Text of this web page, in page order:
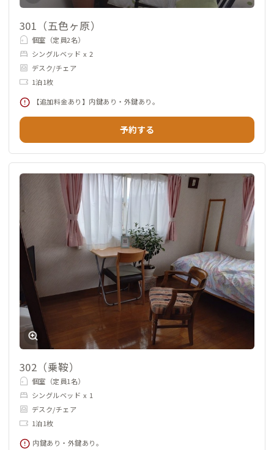
301（五色ヶ原）
個室（定員2名）
シングルベッド x 2
デスク/チェア
1泊1枚
【追加料金あり】内鍵あり・外鍵あり。
予約する
302（乗鞍）
個室（定員1名）
シングルベッド x 1
デスク/チェア
1泊1枚
内鍵あり・外鍵あり。